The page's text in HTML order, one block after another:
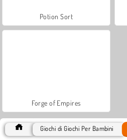
Potion Sort
Forge of Empires
Giochi di Giochi Per Bambini